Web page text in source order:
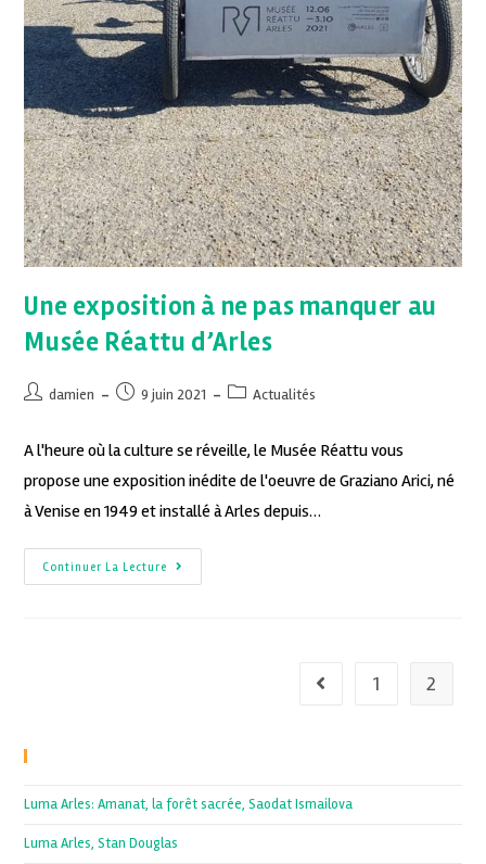
Une exposition à ne pas manquer au
Musée Réattu d’Arles
damien 9 juin 2021 Actualités
A l'heure où la culture se réveille, le Musée Réattu vous
propose une exposition inédite de l'oeuvre de Graziano Arici, né
à Venise en 1949 et installé à Arles depuis…
Continuer La Lecture
1 2
Luma Arles: Amanat, la forêt sacrée, Saodat Ismailova
Luma Arles, Stan Douglas